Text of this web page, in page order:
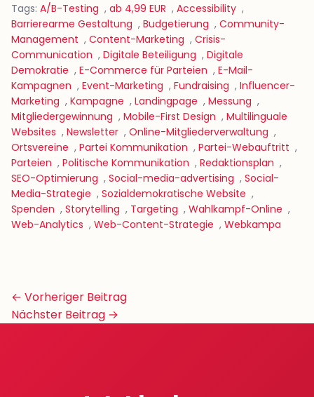
Tags: A/B-Testing , ab 4,99 EUR , Accessibility ,
Barrierearme Gestaltung , Budgetierung , Community-
Management , Content-Marketing , Crisis-
Communication , Digitale Beteiligung , Digitale
Demokratie , E-Commerce für Parteien , E-Mail-
Kampagnen , Event-Marketing , Fundraising , Influencer-
Marketing , Kampagne , Landingpage , Messung ,
Mitgliedergewinnung , Mobile-First Design , Multilinguale
Websites , Newsletter , Online-Mitgliederverwaltung ,
Ortsvereine , Partei Kommunikation , Partei-Webauftritt ,
Parteien , Politische Kommunikation , Redaktionsplan ,
SEO-Optimierung , Social-media-advertising , Social-
Media-Strategie , Sozialdemokratische Website ,
Spenden , Storytelling , Targeting , Wahlkampf-Online ,
Web-Analytics , Web-Content-Strategie , Webkampa
Beitrags-
Navigation
← Vorheriger Beitrag
Nächster Beitrag →